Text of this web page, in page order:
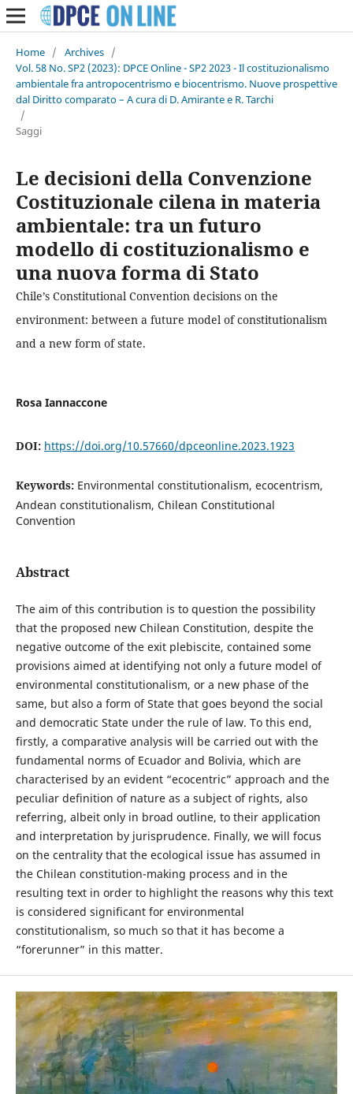
Home / Archives /
Vol. 58 No. SP2 (2023): DPCE Online - SP2 2023 - Il costituzionalismo
ambientale fra antropocentrismo e biocentrismo. Nuove prospettive
dal Diritto comparato – A cura di D. Amirante e R. Tarchi
/
Saggi
Le decisioni della Convenzione
Costituzionale cilena in materia
ambientale: tra un futuro
modello di costituzionalismo e
una nuova forma di Stato
Chile’s Constitutional Convention decisions on the
environment: between a future model of constitutionalism
and a new form of state.
Rosa Iannaccone
DOI: https://doi.org/10.57660/dpceonline.2023.1923
Keywords: Environmental constitutionalism, ecocentrism,
Andean constitutionalism, Chilean Constitutional
Convention
Abstract
The aim of this contribution is to question the possibility
that the proposed new Chilean Constitution, despite the
negative outcome of the exit plebiscite, contained some
provisions aimed at identifying not only a future model of
environmental constitutionalism, or a new phase of the
same, but also a form of State that goes beyond the social
and democratic State under the rule of law. To this end,
firstly, a comparative analysis will be carried out with the
fundamental norms of Ecuador and Bolivia, which are
characterised by an evident “ecocentric” approach and the
peculiar definition of nature as a subject of rights, also
referring, albeit only in broad outline, to their application
and interpretation by jurisprudence. Finally, we will focus
on the centrality that the ecological issue has assumed in
the Chilean constitution-making process and in the
resulting text in order to highlight the reasons why this text
is considered significant for environmental
constitutionalism, so much so that it has become a
“forerunner” in this matter.